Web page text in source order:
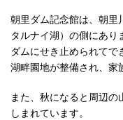
朝里ダム記念館は、朝里
タルナイ湖）の側にあり
ダムにせき止められて
湖畔園地が整備され、家
また、秋になると周辺
しまれています。